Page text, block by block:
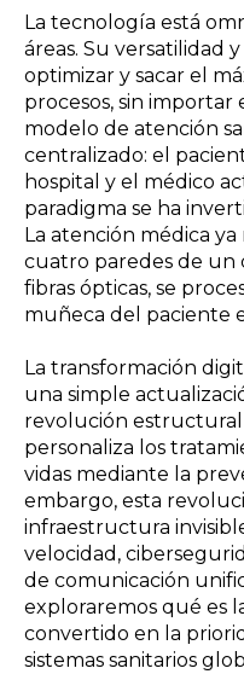
La tecnología está
áreas. Su versatilidad
optimizar y sacar el
procesos, sin importar
modelo de atención
centralizado: el
hospital y el médico
paradigma se ha
La atención médica
cuatro paredes de un
fibras ópticas, se
muñeca del paciente
La transformación
una simple
revolución estructural
personaliza los
vidas mediante la
embargo, esta
infraestructura
velocidad,
de comunicación
exploraremos qué es
convertido en la
sistemas sanitarios